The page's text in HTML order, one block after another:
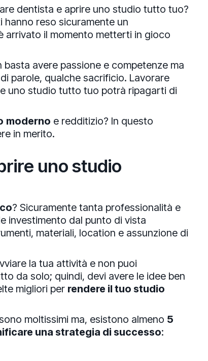
dentista e aprire uno studio tutto tuo?
hanno reso sicuramente un
arrivato il momento metterti in gioco
avere passione e competenze ma
parole, qualche sacrificio. Lavorare
uno studio tutto tuo potrà ripagarti di
moderno e redditizio? In questo
in merito.
uno studio
? Sicuramente tanta professionalità e
investimento dal punto di vista
materiali, location e assunzione di
la tua attività e non puoi
da solo; quindi, devi avere le idee ben
migliori per rendere il tuo studio
moltissimi ma, esistono almeno 5
una strategia di successo: